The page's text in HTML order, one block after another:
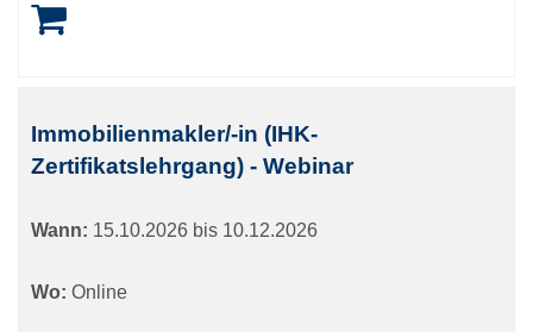
Immobilienmakler/-in (IHK-
Zertifikatslehrgang) - Webinar
Wann: 15.10.2026 bis 10.12.2026
Wo: Online